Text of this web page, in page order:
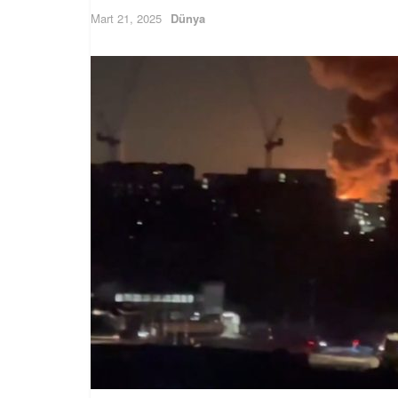
Mart 21, 2025 Dünya